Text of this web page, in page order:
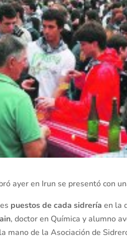
ayer en Irun se presentó con
puestos de cada sidreríaen la
, doctor en Química y alumno
mano de la Asociación de